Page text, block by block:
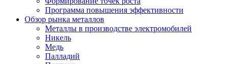
Программа повышения эффективности
Обзор рынка металлов
Металлы в производстве электромобилей
Никель
Медь
Палладий